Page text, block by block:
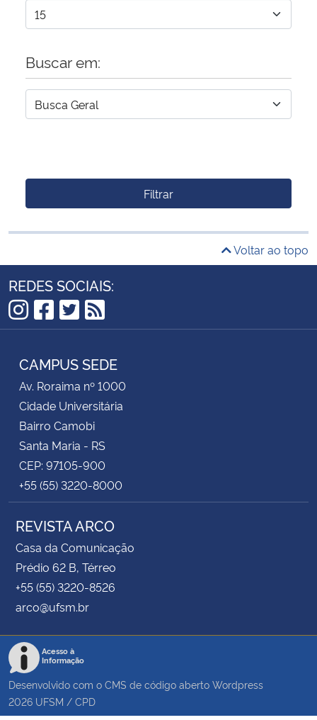
Buscar em:
Filtrar
Voltar ao topo
REDES SOCIAIS:
Instagram
Facebook
Twitter
RSS
CAMPUS SEDE
Av. Roraima nº 1000
Cidade Universitária
Bairro Camobi
Santa Maria - RS
CEP: 97105-900
+55 (55) 3220-8000
REVISTA ARCO
Casa da Comunicação
Prédio 62 B, Térreo
+55 (55) 3220-8526
arco@ufsm.br
Acesso à
Informação
Desenvolvido com o CMS de código aberto Wordpress
2026 UFSM / CPD